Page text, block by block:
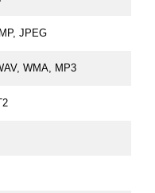
JPEG
WMA, MP3